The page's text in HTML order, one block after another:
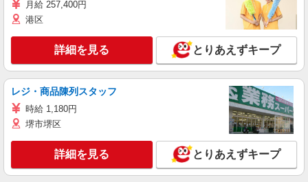
月給 257,400円
港区
詳細を見る とりあえずキープ
レジ・商品陳列スタッフ
時給 1,180円
堺市堺区
詳細を見る とりあえずキープ